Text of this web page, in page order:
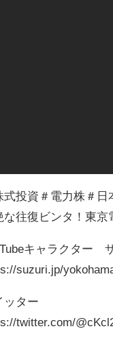
式投資＃電力株＃日
な往復ビンタ！東京
キャラクター
suzuri.jp/
ッター
twitter.com/